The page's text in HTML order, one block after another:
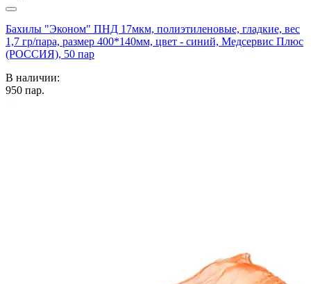
Бахилы "Эконом" ПНД 17мкм, полиэтиленовые, гладкие, вес
1,7 гр/пара, размер 400*140мм, цвет - синий, Медсервис Плюс
(РОССИЯ), 50 пар
В наличии:
950 пар.